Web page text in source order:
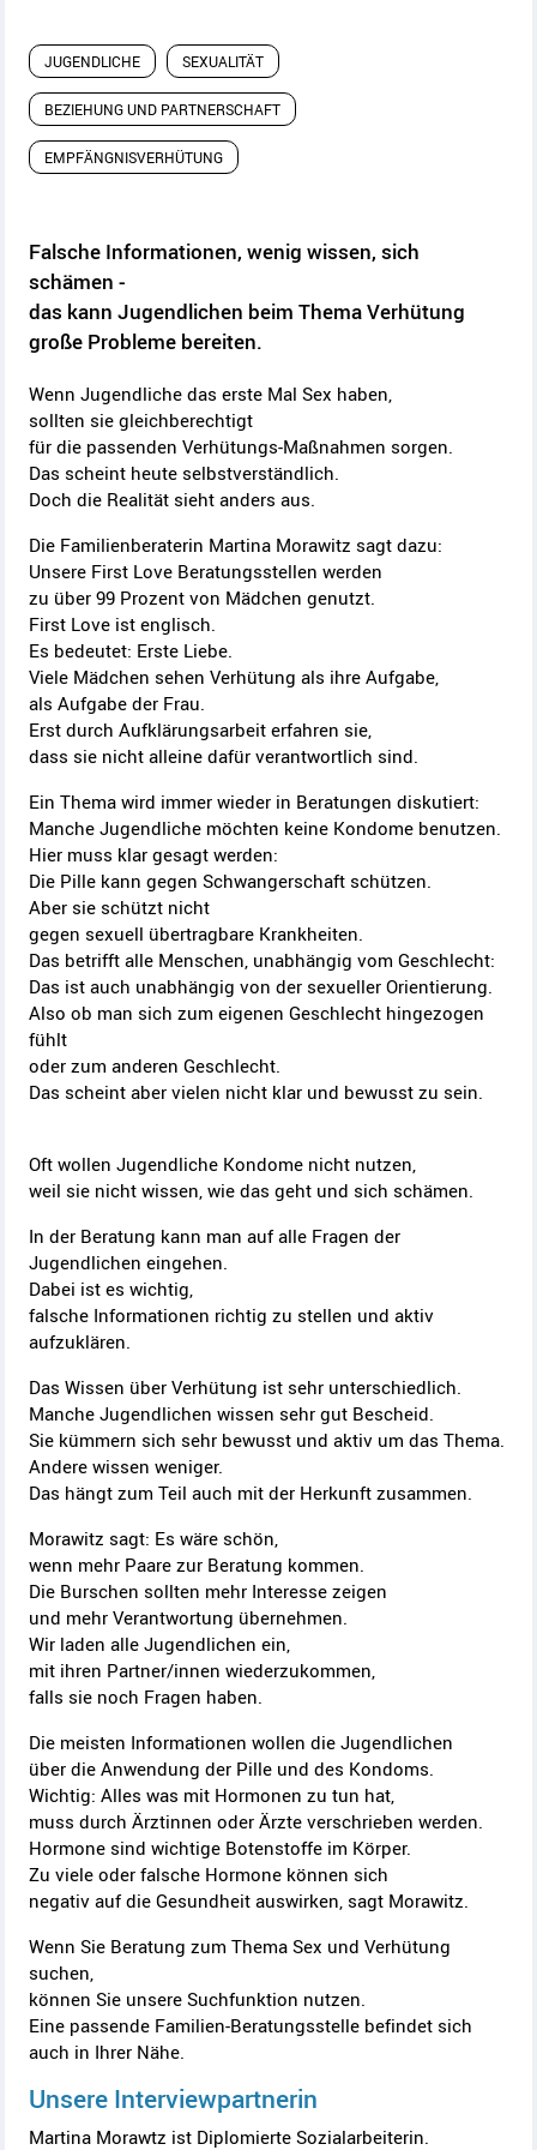
JUGENDLICHE SEXUALITÄT
BEZIEHUNG UND PARTNERSCHAFT
EMPFÄNGNISVERHÜTUNG
Falsche Informationen, wenig wissen, sich
schämen -
das kann Jugendlichen beim Thema Verhütung
große Probleme bereiten.
Wenn Jugendliche das erste Mal Sex haben,
sollten sie gleichberechtigt
für die passenden Verhütungs-Maßnahmen sorgen.
Das scheint heute selbstverständlich.
Doch die Realität sieht anders aus.
Die Familienberaterin Martina Morawitz sagt dazu:
Unsere First Love Beratungsstellen werden
zu über 99 Prozent von Mädchen genutzt.
First Love ist englisch.
Es bedeutet: Erste Liebe.
Viele Mädchen sehen Verhütung als ihre Aufgabe,
als Aufgabe der Frau.
Erst durch Aufklärungsarbeit erfahren sie,
dass sie nicht alleine dafür verantwortlich sind.
Ein Thema wird immer wieder in Beratungen diskutiert:
Manche Jugendliche möchten keine Kondome benutzen.
Hier muss klar gesagt werden:
Die Pille kann gegen Schwangerschaft schützen.
Aber sie schützt nicht
gegen sexuell übertragbare Krankheiten.
Das betrifft alle Menschen, unabhängig vom Geschlecht:
Das ist auch unabhängig von der sexueller Orientierung.
Also ob man sich zum eigenen Geschlecht hingezogen
fühlt
oder zum anderen Geschlecht.
Das scheint aber vielen nicht klar und bewusst zu sein.
Oft wollen Jugendliche Kondome nicht nutzen,
weil sie nicht wissen, wie das geht und sich schämen.
In der Beratung kann man auf alle Fragen der
Jugendlichen eingehen.
Dabei ist es wichtig,
falsche Informationen richtig zu stellen und aktiv
aufzuklären.
Das Wissen über Verhütung ist sehr unterschiedlich.
Manche Jugendlichen wissen sehr gut Bescheid.
Sie kümmern sich sehr bewusst und aktiv um das Thema.
Andere wissen weniger.
Das hängt zum Teil auch mit der Herkunft zusammen.
Morawitz sagt: Es wäre schön,
wenn mehr Paare zur Beratung kommen.
Die Burschen sollten mehr Interesse zeigen
und mehr Verantwortung übernehmen.
Wir laden alle Jugendlichen ein,
mit ihren Partner/innen wiederzukommen,
falls sie noch Fragen haben.
Die meisten Informationen wollen die Jugendlichen
über die Anwendung der Pille und des Kondoms.
Wichtig: Alles was mit Hormonen zu tun hat,
muss durch Ärztinnen oder Ärzte verschrieben werden.
Hormone sind wichtige Botenstoffe im Körper.
Zu viele oder falsche Hormone können sich
negativ auf die Gesundheit auswirken, sagt Morawitz.
Wenn Sie Beratung zum Thema Sex und Verhütung
suchen,
können Sie unsere Suchfunktion nutzen.
Eine passende Familien-Beratungsstelle befindet sich
auch in Ihrer Nähe.
Unsere Interviewpartnerin
Martina Morawtz ist Diplomierte Sozialarbeiterin.